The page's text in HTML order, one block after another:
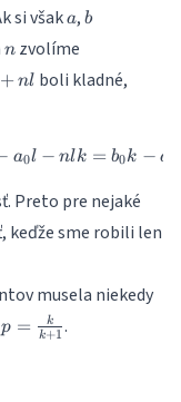
si však a
a, b
b
n
nzvolíme
+ nl boli kladné,
a0l − nlk = b0k − a
Preto pre nejaké
keďže sme robili len
musela niekedy
p=\frac{k}
{k+1}
p = k+1
k .